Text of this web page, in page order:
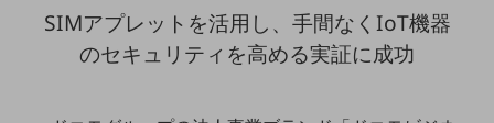
地域社会を支える皆さまと地域課題の解決や
自治体・地域社会との共創
SIMアプレットを活用し、手間なくIoT機器
のセキュリティを高める実証に成功